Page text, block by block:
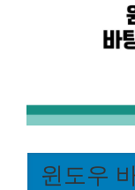
윈도우